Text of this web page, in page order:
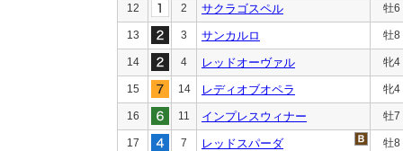
12 2 サクラゴスペル 牡6
13 3 サンカルロ 牡8
14 4 レッドオーヴァル 牝4
15 14 レディオブオペラ 牝4
16 11 インプレスウィナー 牡7
17 7 レッドスパーダ 牡8